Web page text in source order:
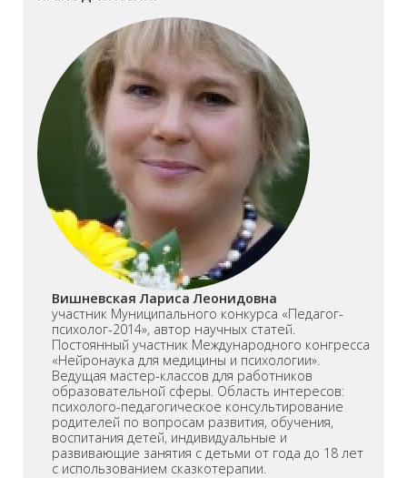
Вишневская Лариса Леонидовна
участник Муниципального конкурса «Педагог-
психолог-2014», автор научных статей.
Постоянный участник Международного конгресса
«Нейронаука для медицины и психологии».
Ведущая мастер-классов для работников
образовательной сферы. Область интересов:
психолого-педагогическое консультирование
родителей по вопросам развития, обучения,
воспитания детей, индивидуальные и
развивающие занятия с детьми от года до 18 лет
с использованием сказкотерапии.